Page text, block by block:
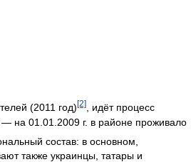
(2011 год)[2]
, идёт процесс
на 01.01.2009 г. в районе проживало
состав: в основном,
также украинцы, татары и